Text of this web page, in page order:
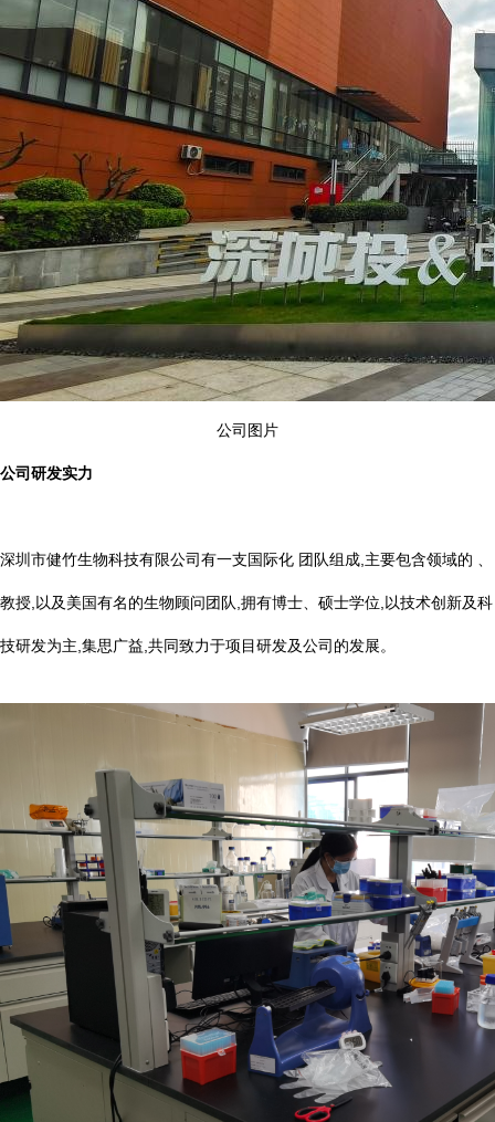
公司图片
公司研发实力
深圳市健竹生物科技有限公司有一支国际化 团队组成,主要包含领域的 、
教授,以及美国有名的生物顾问团队,拥有博士、硕士学位,以技术创新及科
技研发为主,集思广益,共同致力于项目研发及公司的发展。